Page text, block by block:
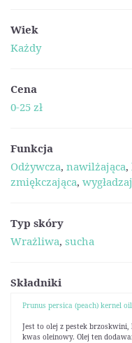
Wiek
Każdy
Cena
0-25 zł
Funkcja
Odżywcza, nawilżająca,
zmiękczająca,
Typ skóry
Wrażliwa, sucha
Składniki
Prunus persica (peach) kernel oil
Jest to olej z pestek
kwas oleinowy. Olej ten